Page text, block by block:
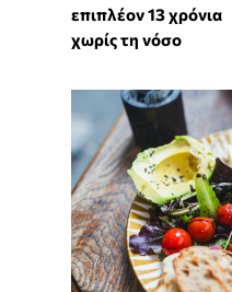
επιπλέον 13 χρόνια
χωρίς τη νόσο